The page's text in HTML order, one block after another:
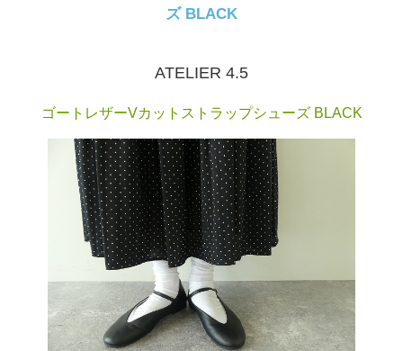
ズ BLACK
ATELIER 4.5
ゴートレザーVカットストラップシューズ BLACK